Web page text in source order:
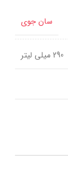
سان جوی
290 میلی لیتر